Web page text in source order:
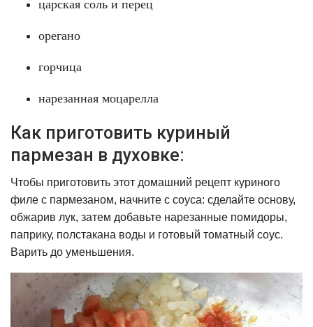
царская соль и перец
орегано
горчица
нарезанная моцарелла
Как приготовить куриный
пармезан в духовке:
Чтобы приготовить этот домашний рецепт куриного
филе с пармезаном, начните с соуса: сделайте основу,
обжарив лук, затем добавьте нарезанные помидоры,
паприку, полстакана воды и готовый томатный соус.
Варить до уменьшения.